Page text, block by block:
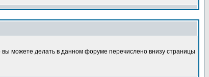
можете делать в данном форуме перечислено внизу страницы